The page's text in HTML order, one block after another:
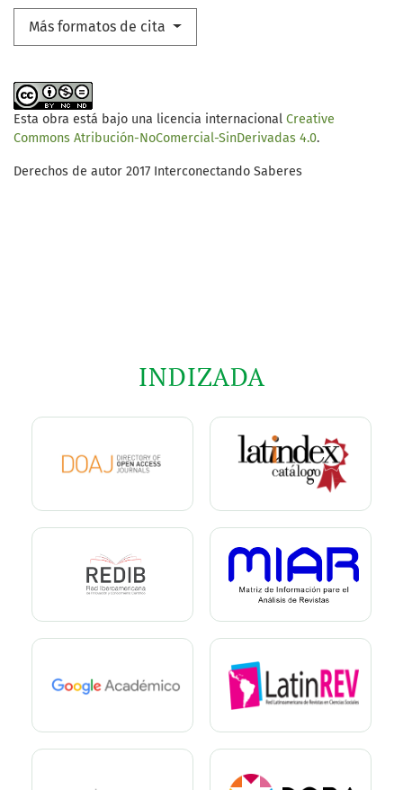
Más formatos de cita
Esta obra está bajo una licencia internacional Creative
Commons Atribución-NoComercial-SinDerivadas 4.0.
Derechos de autor 2017 Interconectando Saberes
INDIZADA